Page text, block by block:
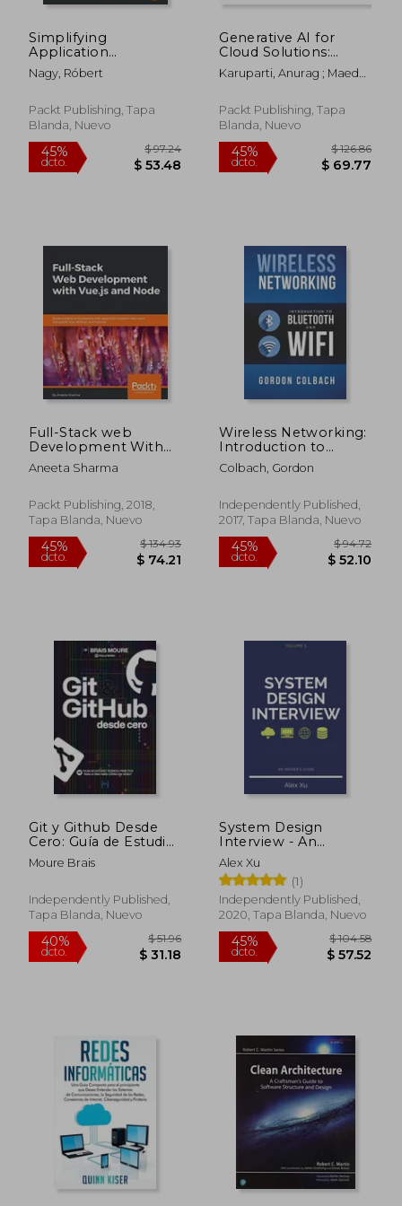
$ 68.12
dcto.
$ 145.49
$ 80.02 dcto.
Simplifying
Application
Development with
Kotlin Multiplatform
native applications
for iOS and Android
Nagy, Róbert
Packt Publishing, Tapa
Blanda, Nuevo
45%
$ 53.48
Generative AI for
Cloud Solutions:
Architect modern AI
LLMs in secure,
cloud environments
(en Inglés)
Karuparti, Anurag ; Maeda,
Packt Publishing, Tapa
Blanda, Nuevo
45%
dcto.
Full-Stack web
Development With
Vue. Js and Node:
Build Scalable and
With Modern web
Stack: Mongodb, Vue,
(en Inglés)
Aneeta Sharma
Packt Publishing, 2018,
Tapa Blanda, Nuevo
Wireless Networking:
Introduction to
Bluetooth and Wifi
(en Inglés)
Colbach, Gordon
Independently Published,
2017, Tapa Blanda, Nuevo
Git y Github Desde
Cero: Guía de Estudio
Teórico-Práctica Paso
a Paso más Curso en
Moure Brais
Independently Published,
Tapa Blanda, Nuevo
System Design
Interview - An
Insider's Guide
(Volume 1) (en Inglés)
Alex Xu
(1)
Independently Published,
2020, Tapa Blanda, Nuevo